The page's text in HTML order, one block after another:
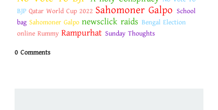
BJP Qatar World Cup 2022 Sahomoner Galpo School
bag Sahomoner Galpo newsclick raids Bengal Election
online Rummy Rampurhat Sunday Thoughts
0 Comments